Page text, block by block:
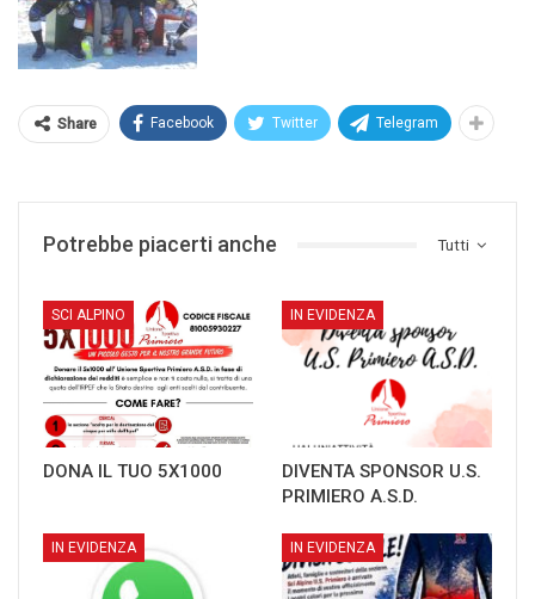
Share Facebook Twitter Telegram
Tutti
Potrebbe piacerti anche
SCI ALPINO
DONA IL TUO 5X1000
IN EVIDENZA
DIVENTA SPONSOR U.S.
PRIMIERO A.S.D.
IN EVIDENZA IN EVIDENZA